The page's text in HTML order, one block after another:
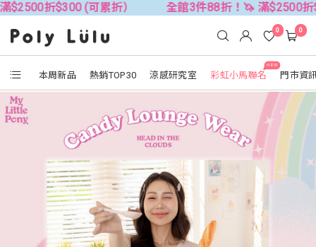
(可累折） 全館3件88折！🦄 滿$2500折$300 (可累
本周新品 熱銷TOP30 涼感研究室
NEW
彩虹小馬聯名 門市資
0 0